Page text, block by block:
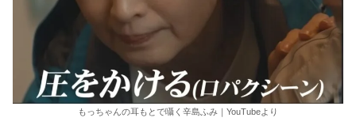
もっちゃんの耳もとで囁く辛島ふみ｜YouTubeより